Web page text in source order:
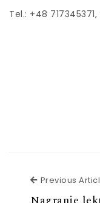
Tel.: +48
Previous